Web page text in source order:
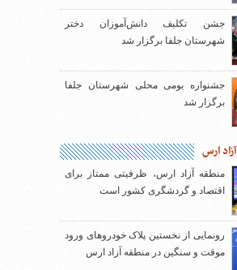
جشن تکلیف دانش‌آموزان دختر
شهرستان جلفا برگزار شد
جشنواره بومی محلی شهرستان جلفا
برگزار شد
ارس
منطقه آزاد ارس، ظرفیتی ممتاز برای
اقتصاد و گردشگری کشور است
رونمایی از نخستین پلاک خودروهای ورود
موقت و سنگین در منطقه آزاد ارس